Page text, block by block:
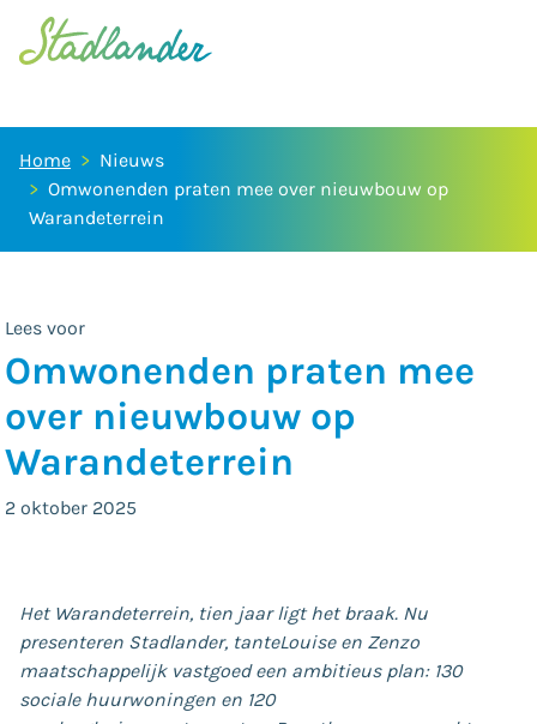
Home
Nieuws
Omwonenden praten mee over nieuwbouw op
Warandeterrein
Lees voor
Omwonenden praten mee
over nieuwbouw op
Warandeterrein
2 oktober 2025
Het Warandeterrein, tien jaar ligt het braak. Nu
presenteren Stadlander, tanteLouise en Zenzo
maatschappelijk vastgoed een ambitieus plan: 130
sociale huurwoningen en 120